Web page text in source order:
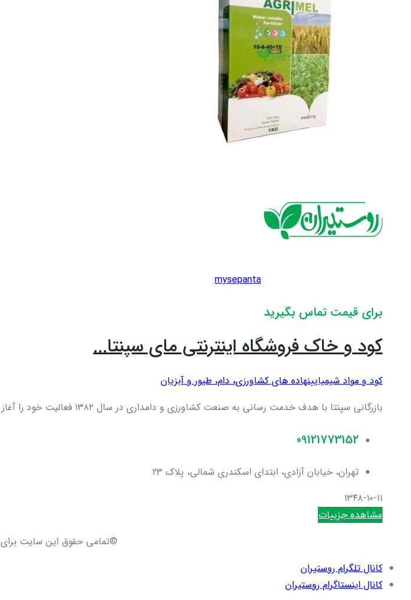
mysepanta
برای قیمت تماس بگیرید
کود و خاک فروشگاه اینترنتی مای سپنتا...
کود و مواد شیمیایینهاده های کشاورزی، دام، طيور و آبزيان
بازرگانی سپنتا با هدف خدمت رسانی به صنعت کشاورزی و دامداری در سال ۱۳۸۲ فعالیت خود را آغاز کرده است.این فروشگاه با واردات...
09121773152
تهران، خیابان آزادی، ابتدای اسکندری شمالی، پلاک 23
۱۳۴۸-۱۰-۱۱
مشاهده جزییات
©تمامی حقوق این سایت برای
کانال تلگرام روستیران
کانال اینستاگرام روستیران